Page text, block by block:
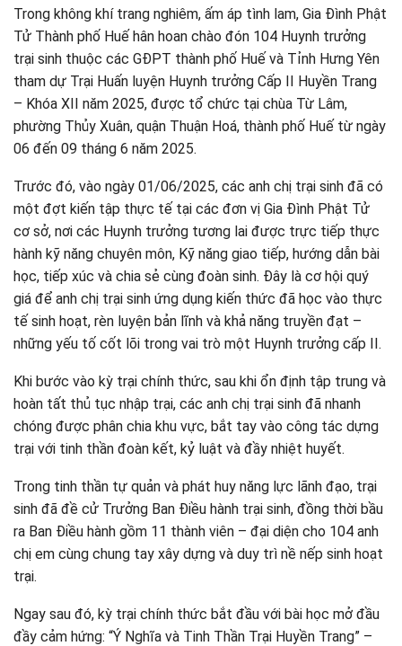
Trong không khí trang nghiêm, ấm áp tình lam, Gia Đình Phật
Tử Thành phố Huế hân hoan chào đón 104 Huynh trưởng
trại sinh thuộc các GĐPT thành phố Huế và Tỉnh Hưng Yên
tham dự Trại Huấn luyện Huynh trưởng Cấp II Huyền Trang
– Khóa XII năm 2025, được tổ chức tại chùa Từ Lâm,
phường Thủy Xuân, quận Thuận Hoá, thành phố Huế từ ngày
06 đến 09 tháng 6 năm 2025.
Trước đó, vào ngày 01/06/2025, các anh chị trại sinh đã có
một đợt kiến tập thực tế tại các đơn vị Gia Đình Phật Tử
cơ sở, nơi các Huynh trưởng tương lai được trực tiếp thực
hành kỹ năng chuyên môn, Kỹ năng giao tiếp, hướng dẫn bài
học, tiếp xúc và chia sẻ cùng đoàn sinh. Đây là cơ hội quý
giá để anh chị trại sinh ứng dụng kiến thức đã học vào thực
tế sinh hoạt, rèn luyện bản lĩnh và khả năng truyền đạt –
những yếu tố cốt lõi trong vai trò một Huynh trưởng cấp II.
Khi bước vào kỳ trại chính thức, sau khi ổn định tập trung và
hoàn tất thủ tục nhập trại, các anh chị trại sinh đã nhanh
chóng được phân chia khu vực, bắt tay vào công tác dựng
trại với tinh thần đoàn kết, kỷ luật và đầy nhiệt huyết.
Trong tinh thần tự quản và phát huy năng lực lãnh đạo, trại
sinh đã đề cử Trưởng Ban Điều hành trại sinh, đồng thời bầu
ra Ban Điều hành gồm 11 thành viên – đại diện cho 104 anh
chị em cùng chung tay xây dựng và duy trì nề nếp sinh hoạt
trại.
Ngay sau đó, kỳ trại chính thức bắt đầu với bài học mở đầu
đầy cảm hứng: “Ý Nghĩa và Tinh Thần Trại Huyền Trang” –